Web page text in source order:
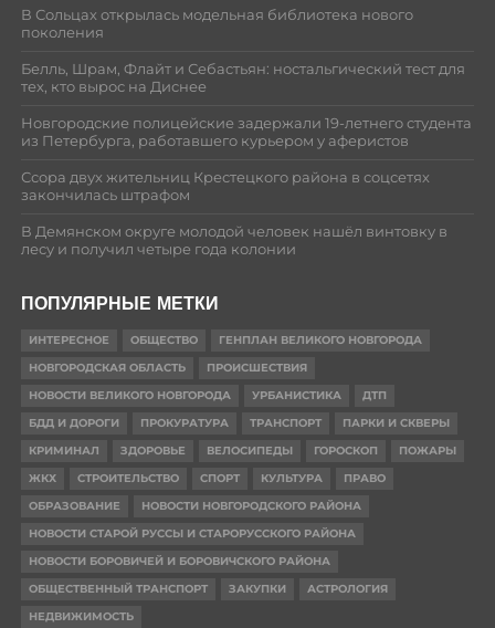
В Сольцах открылась модельная библиотека нового
поколения
Белль, Шрам, Флайт и Себастьян: ностальгический тест для
тех, кто вырос на Диснее
Новгородские полицейские задержали 19-летнего студента
из Петербурга, работавшего курьером у аферистов
Ссора двух жительниц Крестецкого района в соцсетях
закончилась штрафом
В Демянском округе молодой человек нашёл винтовку в
лесу и получил четыре года колонии
ПОПУЛЯРНЫЕ МЕТКИ
ИНТЕРЕСНОЕ ОБЩЕСТВО
ГЕНПЛАН ВЕЛИКОГО НОВГОРОДА
НОВГОРОДСКАЯ ОБЛАСТЬ
ПРОИСШЕСТВИЯ
НОВОСТИ ВЕЛИКОГО НОВГОРОДА
УРБАНИСТИКА
ДТП
БДД И ДОРОГИ
ПРОКУРАТУРА ТРАНСПОРТ
ПАРКИ И СКВЕРЫ
КРИМИНАЛ
ЗДОРОВЬЕ ВЕЛОСИПЕДЫ ГОРОСКОП
ПОЖАРЫ
ЖКХ
СТРОИТЕЛЬСТВО СПОРТ КУЛЬТУРА
ПРАВО
ОБРАЗОВАНИЕ
НОВОСТИ НОВГОРОДСКОГО РАЙОНА
НОВОСТИ СТАРОЙ РУССЫ И СТАРОРУССКОГО РАЙОНА
НОВОСТИ БОРОВИЧЕЙ И БОРОВИЧСКОГО РАЙОНА
ОБЩЕСТВЕННЫЙ ТРАНСПОРТ
ЗАКУПКИ
АСТРОЛОГИЯ
НЕДВИЖИМОСТЬ